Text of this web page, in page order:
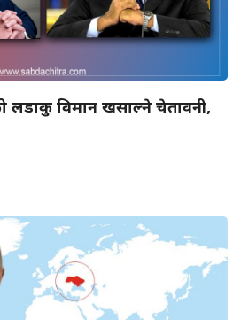
लडाकु विमान खसाल्ने चेतावनी,